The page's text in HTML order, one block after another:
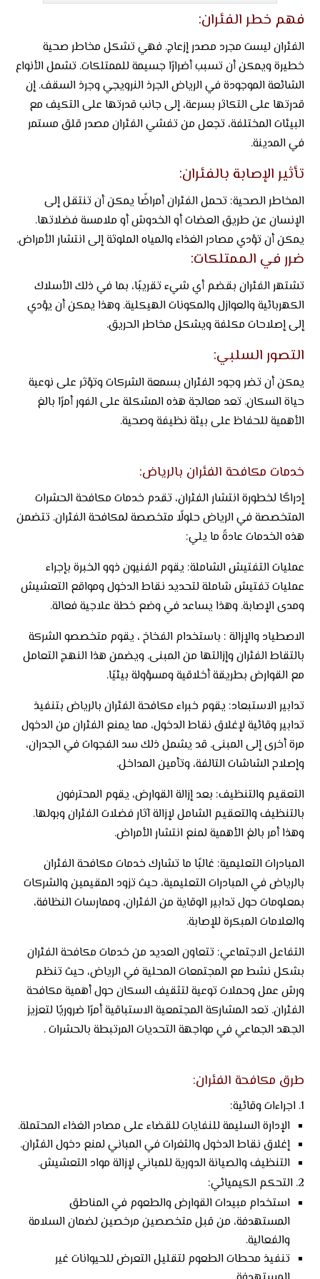
فهم خطر الفئران:
الفئران ليست مجرد مصدر إزعاج. فهي تشكل مخاطر صحية
خطيرة ويمكن أن تسبب أضرارًا جسيمة للممتلكات. تشمل الأنواع
الشائعة الموجودة في الرياض الجرذ النرويجي وجرذ السقف. إن
قدرتها على التكاثر بسرعة، إلى جانب قدرتها على التكيف مع
البيئات المختلفة، تجعل من تفشي الفئران مصدر قلق مستمر
في المدينة.
تأثير الإصابة بالفئران:
المخاطر الصحية: تحمل الفئران أمراضًا يمكن أن تنتقل إلى
الإنسان عن طريق العضات أو الخدوش أو ملامسة فضلاتها.
يمكن أن تؤدي مصادر الغذاء والمياه الملوثة إلى انتشار الأمراض.
ضرر في الممتلكات:
تشتهر الفئران بقضم أي شيء تقريبًا، بما في ذلك الأسلاك
الكهربائية والعوازل والمكونات الهيكلية. وهذا يمكن أن يؤدي
إلى إصلاحات مكلفة ويشكل مخاطر الحريق.
التصور السلبي:
يمكن أن تضر وجود الفئران بسمعة الشركات وتؤثر على نوعية
حياة السكان. تعد معالجة هذه المشكلة على الفور أمرًا بالغ
الأهمية للحفاظ على بيئة نظيفة وصحية.
خدمات مكافحة الفئران بالرياض:
إدراكًا لخطورة انتشار الفئران، تقدم خدمات مكافحة الحشرات
المتخصصة في الرياض حلولًا متخصصة لمكافحة الفئران. تتضمن
هذه الخدمات عادةً ما يلي:
عمليات التفتيش الشاملة: يقوم الفنيون ذوو الخبرة بإجراء
عمليات تفتيش شاملة لتحديد نقاط الدخول ومواقع التعشيش
ومدى الإصابة. وهذا يساعد في وضع خطة علاجية فعالة.
الاصطياد والإزالة : باستخدام الفخاخ ، يقوم متخصصو الشركة
بالتقاط الفئران وإزالتها من المبنى. ويضمن هذا النهج التعامل
مع القوارض بطريقة أخلاقية ومسؤولة بيئيًا.
تدابير الاستبعاد: يقوم خبراء مكافحة الفئران بالرياض بتنفيذ
تدابير وقائية لإغلاق نقاط الدخول، مما يمنع الفئران من الدخول
مرة أخرى إلى المبنى. قد يشمل ذلك سد الفجوات في الجدران،
وإصلاح الشاشات التالفة، وتأمين المداخل.
التعقيم والتنظيف: بعد إزالة القوارض، يقوم المحترفون
بالتنظيف والتعقيم الشامل لإزالة آثار فضلات الفئران وبولها.
وهذا أمر بالغ الأهمية لمنع انتشار الأمراض.
المبادرات التعليمية: غالبًا ما تشارك خدمات مكافحة الفئران
بالرياض في المبادرات التعليمية، حيث تزود المقيمين والشركات
بمعلومات حول تدابير الوقاية من الفئران، وممارسات النظافة،
والعلامات المبكرة للإصابة.
التفاعل الاجتماعي: تتعاون العديد من خدمات مكافحة الفئران
بشكل نشط مع المجتمعات المحلية في الرياض، حيث تنظم
ورش عمل وحملات توعية لتثقيف السكان حول أهمية مكافحة
الفئران. تعد المشاركة المجتمعية الاستباقية أمرًا ضروريًا لتعزيز
الجهد الجماعي في مواجهة التحديات المرتبطة بالحشرات .
طرق مكافحة الفئران:
اجراءات وقائية:
الإدارة السليمة للنفايات للقضاء على مصادر الغذاء المحتملة.
إغلاق نقاط الدخول والثغرات في المباني لمنع دخول الفئران.
التنظيف والصيانة الدورية للمباني لإزالة مواد التعشيش.
التحكم الكيميائي:
استخدام مبيدات القوارضوالطعوم في المناطق
المستهدفة، من قبل متخصصين مرخصين لضمان السلامة
والفعالية.
تنفيذ محطات الطعوم لتقليل التعرض للحيوانات غير